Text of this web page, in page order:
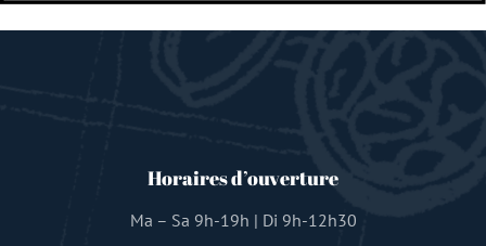
Horaires d’ouverture
Ma – Sa 9h-19h | Di 9h-12h30